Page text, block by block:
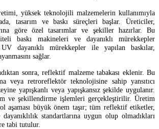
yüksek teknolojili malzemelerin kullanımıyla
tasarım ve baskı süreçleri başlar. Üreticiler,
göre özel tasarımlar ve şekiller hazırlar. Bu
baskı makineleri ve dayanıklı mürekkepler
dayanıklı mürekkepler ile yapılan baskılar,
sağlar.
sonra, reflektif malzeme tabakası eklenir. Bu
veya retroreflektör teknolojisine sahip yansıtıcı
yapışkanlı veya yapışkansız şekilde uygulanır.
ve şekillendirme işlemleri gerçekleştirilir. Üretim
aşaması büyük önem taşır; tüm reflektif etiketler,
standartlarına uygun olup olmadıkları
tabi tutulur.